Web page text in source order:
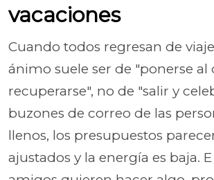
vacaciones
Cuando todos regresan de
ánimo suele ser de "ponerse al
recuperarse", no de "salir y
buzones de correo de las
llenos, los presupuestos
ajustados y la energía es baja.